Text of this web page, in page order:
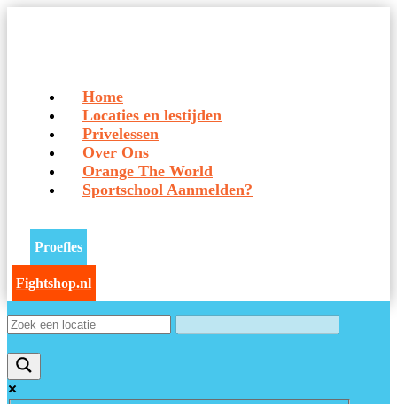
Home
Locaties en lestijden
Privelessen
Over Ons
Orange The World
Sportschool Aanmelden?
Proefles
Fightshop.nl